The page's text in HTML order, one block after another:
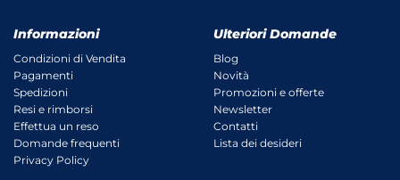
Informazioni
Condizioni di Vendita
Pagamenti
Spedizioni
Resi e rimborsi
Effettua un reso
Domande frequenti
Privacy Policy
Ulteriori Domande
Blog
Novità
Promozioni e offerte
Newsletter
Contatti
Lista dei desideri